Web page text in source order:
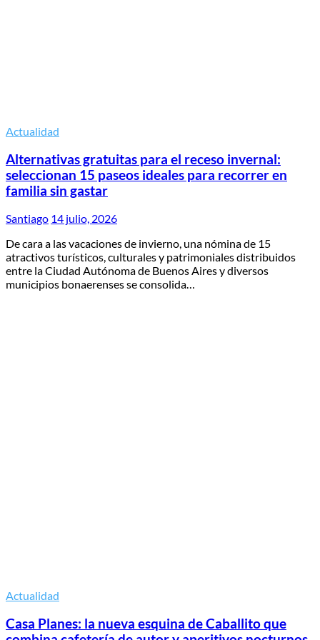
Actualidad
Alternativas gratuitas para el receso invernal:
seleccionan 15 paseos ideales para recorrer en
familia sin gastar
Santiago 14 julio, 2026
De cara a las vacaciones de invierno, una nómina de 15
atractivos turísticos, culturales y patrimoniales distribuidos
entre la Ciudad Autónoma de Buenos Aires y diversos
municipios bonaerenses se consolida…
Actualidad
Casa Planes: la nueva esquina de Caballito que